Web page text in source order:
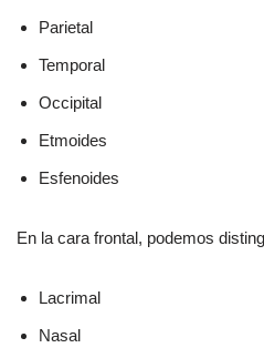
Parietal
Temporal
Occipital
Etmoides
Esfenoides
En la cara frontal, podemos
Lacrimal
Nasal